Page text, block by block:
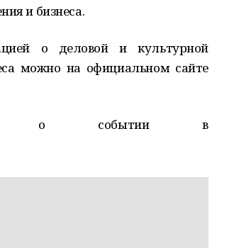
и бизнеса.
о деловой и культурной
можно на официальном сайте
о событии в